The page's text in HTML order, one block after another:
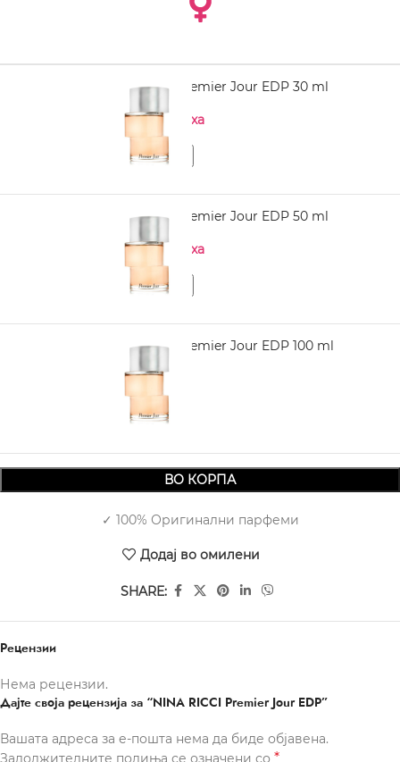
NINA RICCI Premier Jour EDP 30 ml
Нема на залиха
NINA RICCI Premier Jour EDP 50 ml
Нема на залиха
NINA RICCI Premier Jour EDP 100 ml
ВО КОРПА
✓ 100% Оригинални парфеми
Додај во омилени
SHARE:
Рецензии
Нема рецензии.
Дајте своја рецензија за “NINA RICCI Premier Jour EDP”
Вашата адреса за е-пошта нема да биде објавена.
Задолжителните полиња се означени со *